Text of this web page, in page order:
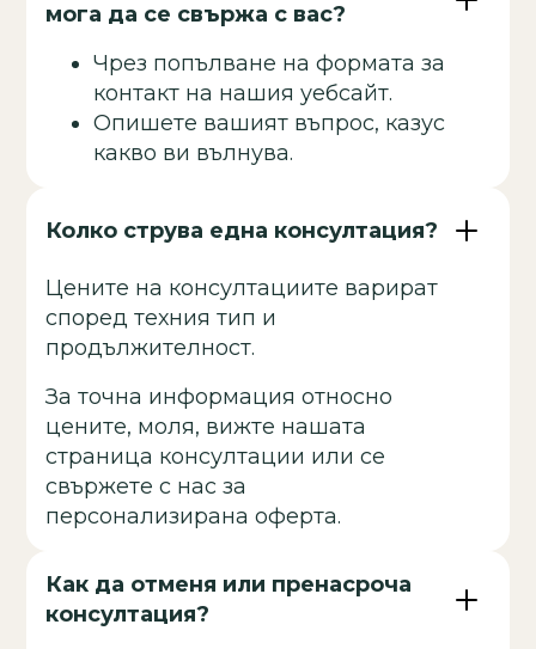
мога да се свържа с вас?
Чрез попълване на формата за
контакт на нашия уебсайт.
Опишете вашият въпрос, казус
какво ви вълнува.
Колко струва една консултация?
Цените на консултациите варират
според техния тип и
продължителност.
За точна информация относно
цените, моля, вижте нашата
страница консултации или се
свържете с нас за
персонализирана оферта.
Как да отменя или пренасроча
консултация?